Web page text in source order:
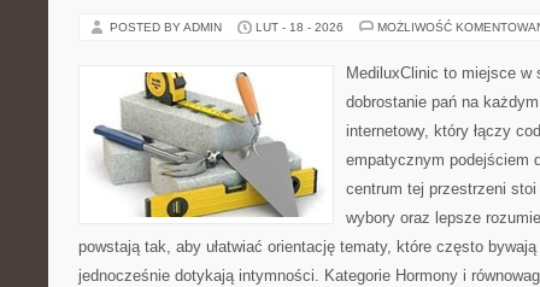
POSTED BY ADMIN LUT - 18 - 2026 MOŻLIWOŚĆ
MediluxClinic to miejsce
dobrostanie pań na
internetowy, który łączy
empatycznym podejściem
centrum tej przestrzeni
wybory oraz lepsze
powstają tak, aby ułatwiać orientację tematy, które często
jednocześnie dotykają intymności. Kategorie Hormony i